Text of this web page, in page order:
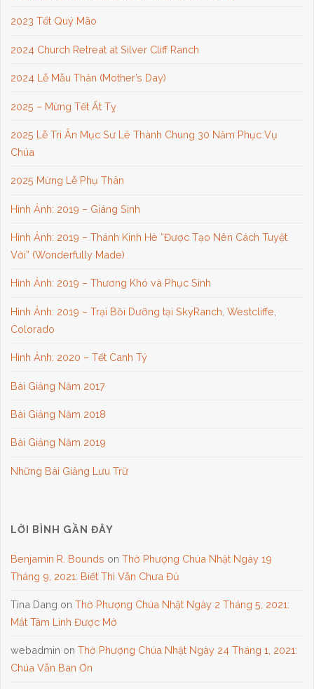
2023 Tết Quý Mão
2024 Church Retreat at Silver Cliff Ranch
2024 Lễ Mẫu Thân (Mother’s Day)
2025 – Mừng Tết Ất Tỵ
2025 Lễ Tri Ân Mục Sư Lê Thành Chung 30 Năm Phục Vụ
Chúa
2025 Mừng Lễ Phụ Thân
Hình Ảnh: 2019 – Giáng Sinh
Hình Ảnh: 2019 – Thánh Kinh Hè “Được Tạo Nên Cách Tuyệt
Vời” (Wonderfully Made)
Hình Ảnh: 2019 – Thương Khó và Phục Sinh
Hình Ảnh: 2019 – Trại Bồi Dưỡng tại SkyRanch, Westcliffe,
Colorado
Hình Ảnh: 2020 – Tết Canh Tý
Bài Giảng Năm 2017
Bài Giảng Năm 2018
Bài Giảng Năm 2019
Những Bài Giảng Lưu Trữ
LỜI BÌNH GẦN ĐÂY
Benjamin R. Bounds onThờ Phượng Chúa Nhật Ngày 19
Tháng 9, 2021: Biết Thì Vẫn Chưa Đủ
Tina Dang onThờ Phượng Chúa Nhật Ngày 2 Tháng 5, 2021:
Mắt Tâm Linh Được Mở
webadmin onThờ Phượng Chúa Nhật Ngày 24 Tháng 1, 2021:
Chúa Vẫn Ban Ơn